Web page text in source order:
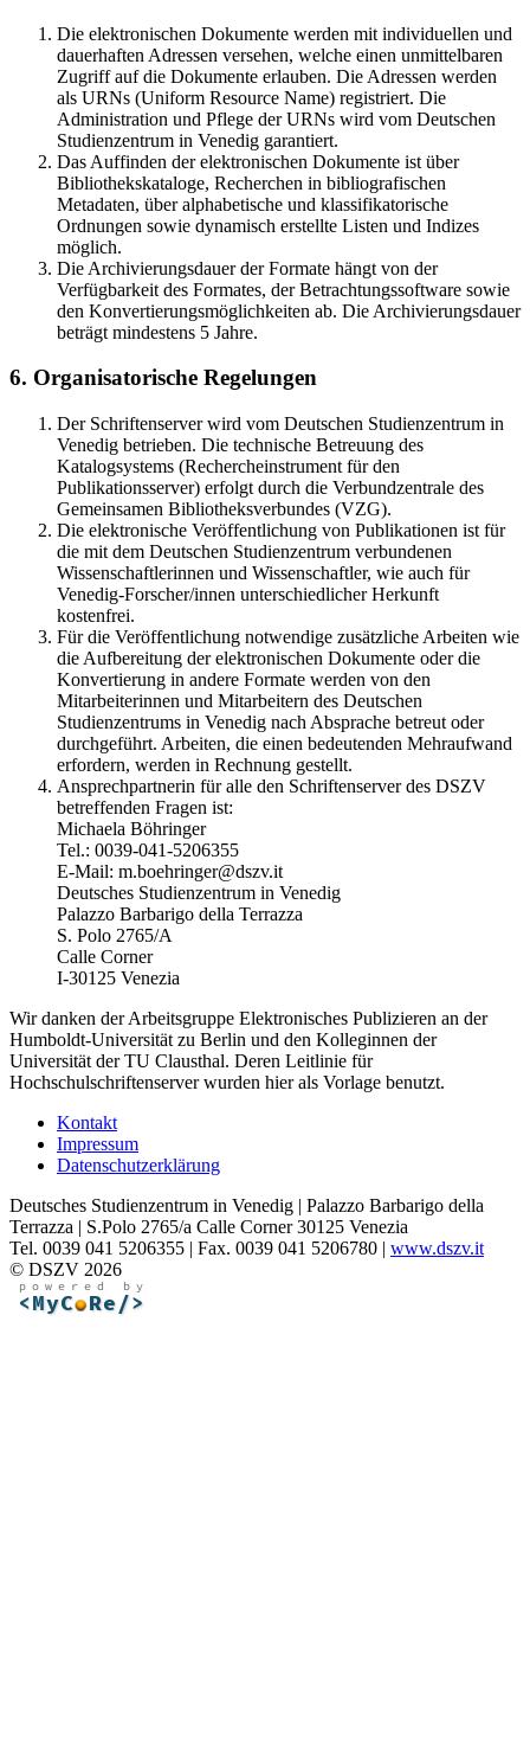
Die elektronischen Dokumente werden mit individuellen und
dauerhaften Adressen versehen, welche einen unmittelbaren
Zugriff auf die Dokumente erlauben. Die Adressen werden
als URNs (Uniform Resource Name) registriert. Die
Administration und Pflege der URNs wird vom Deutschen
Studienzentrum in Venedig garantiert.
Das Auffinden der elektronischen Dokumente ist über
Bibliothekskataloge, Recherchen in bibliografischen
Metadaten, über alphabetische und klassifikatorische
Ordnungen sowie dynamisch erstellte Listen und Indizes
möglich.
Die Archivierungsdauer der Formate hängt von der
Verfügbarkeit des Formates, der Betrachtungssoftware sowie
den Konvertierungsmöglichkeiten ab. Die Archivierungsdauer
beträgt mindestens 5 Jahre.
6. Organisatorische Regelungen
Der Schriftenserver wird vom Deutschen Studienzentrum in
Venedig betrieben. Die technische Betreuung des
Katalogsystems (Rechercheinstrument für den
Publikationsserver) erfolgt durch die Verbundzentrale des
Gemeinsamen Bibliotheksverbundes (VZG).
Die elektronische Veröffentlichung von Publikationen ist für
die mit dem Deutschen Studienzentrum verbundenen
Wissenschaftlerinnen und Wissenschaftler, wie auch für
Venedig-Forscher/innen unterschiedlicher Herkunft
kostenfrei.
Für die Veröffentlichung notwendige zusätzliche Arbeiten wie
die Aufbereitung der elektronischen Dokumente oder die
Konvertierung in andere Formate werden von den
Mitarbeiterinnen und Mitarbeitern des Deutschen
Studienzentrums in Venedig nach Absprache betreut oder
durchgeführt. Arbeiten, die einen bedeutenden Mehraufwand
erfordern, werden in Rechnung gestellt.
Ansprechpartnerin für alle den Schriftenserver des DSZV
betreffenden Fragen ist:
Michaela Böhringer
Tel.: 0039-041-5206355
E-Mail: m.boehringer@dszv.it
Deutsches Studienzentrum in Venedig
Palazzo Barbarigo della Terrazza
S. Polo 2765/A
Calle Corner
I-30125 Venezia
Wir danken der Arbeitsgruppe Elektronisches Publizieren an der
Humboldt-Universität zu Berlin und den Kolleginnen der
Universität der TU Clausthal. Deren Leitlinie für
Hochschulschriftenserver wurden hier als Vorlage benutzt.
Kontakt
Impressum
Datenschutzerklärung
Deutsches Studienzentrum in Venedig | Palazzo Barbarigo della
Terrazza | S.Polo 2765/a Calle Corner 30125 Venezia
Tel. 0039 041 5206355 | Fax. 0039 041 5206780 | www.dszv.it
© DSZV 2026